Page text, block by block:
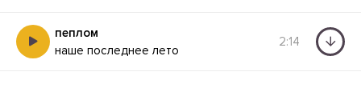
пеплом
наше последнее лето
2:14